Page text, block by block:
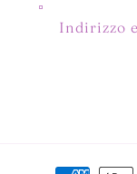
Indirizzo
Metodi